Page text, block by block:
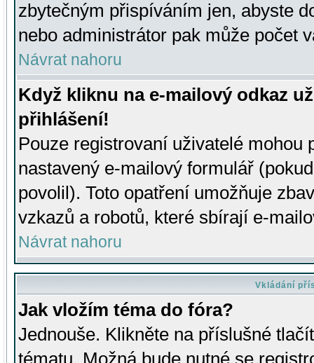
zbytečným přispíváním jen, abyste
nebo administrátor pak může počet
Návrat nahoru
Když kliknu na e-mailový odkaz
přihlášení!
Pouze registrovaní uživatelé mohou
nastavený e-mailový formulář
povolil). Toto opatření umožňuje
vzkazů a robotů, které sbírají e-
Návrat nahoru
Vkládání
Jak vložím téma do fóra?
Jednouše. Klikněte na příslušné
tématu. Možná bude nutné se